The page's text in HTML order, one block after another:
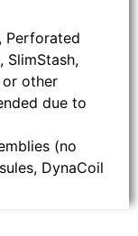
Perforated
SlimStash,
or other
due to
(no
DynaCoil